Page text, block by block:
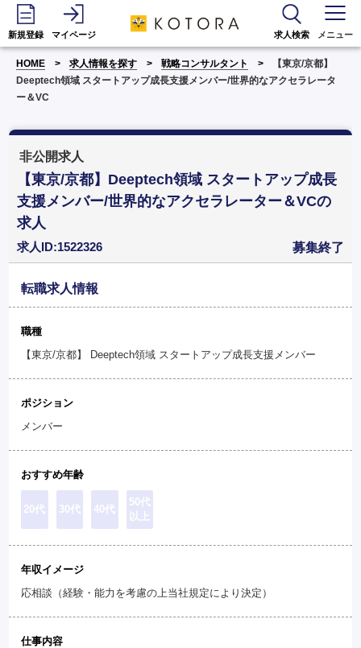
新規登録 マイページ 求人検索 メニュー
HOME 求人情報を探す 戦略コンサルタント
【東京/京都】
Deeptech領域 スタートアップ成長支援メンバー/世界的なアクセラレータ
ー＆VC
非公開求人
【東京/京都】Deeptech領域 スタートアップ成長
支援メンバー/世界的なアクセラレーター＆VCの
求人
求人ID:1522326 募集終了
転職求人情報
職種
【東京/京都】 Deeptech領域 スタートアップ成長支援メンバー
ポジション
メンバー
おすすめ年齢
20代 30代 40代
50代
以上
年収イメージ
応相談（経験・能力を考慮の上当社規定により決定）
仕事内容